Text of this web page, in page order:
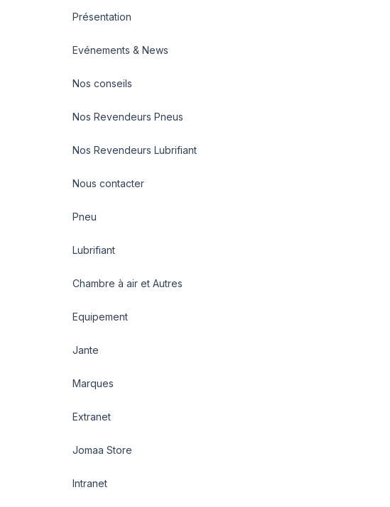
Présentation
Evénements & News
Nos conseils
Nos Revendeurs Pneus
Nos Revendeurs Lubrifiant
Nous contacter
Pneu
Lubrifiant
Chambre à air et Autres
Equipement
Jante
Marques
Extranet
Jomaa Store
Intranet